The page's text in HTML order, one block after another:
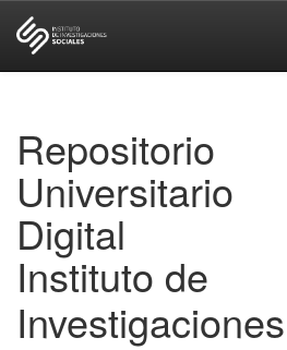
Repositorio
Universitario
Digital
Instituto de